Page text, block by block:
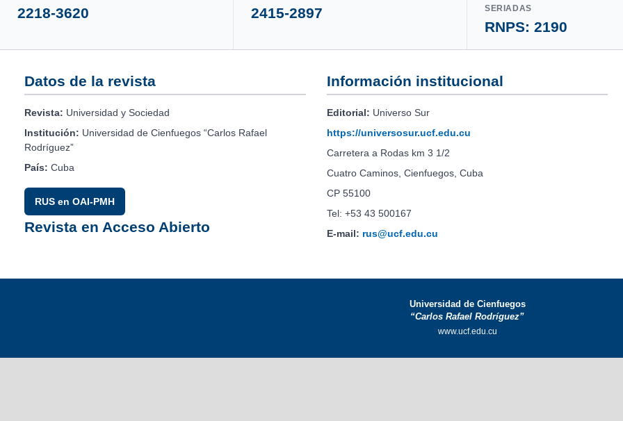
2218-3620 2415-2897
SERIADAS
RNPS: 2190
Datos de la revista
Revista: Universidad y Sociedad
Institución: Universidad de Cienfuegos “Carlos Rafael
Rodríguez”
País: Cuba
RUS en OAI-PMH
Revista en Acceso Abierto
Información institucional
Editorial: Universo Sur
https://universosur.ucf.edu.cu
Carretera a Rodas km 3 1/2
Cuatro Caminos, Cienfuegos, Cuba
CP 55100
Tel: +53 43 500167
E-mail: rus@ucf.edu.cu
Universidad de Cienfuegos
“Carlos Rafael Rodríguez”
www.ucf.edu.cu